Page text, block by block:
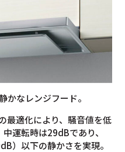
かなレンジフード。
最適化により、騒音値を低
運転時は29dBであり、
）以下の静かさを実現。